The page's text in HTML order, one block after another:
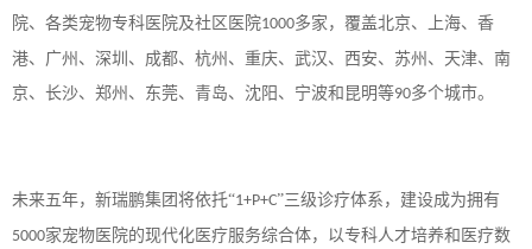
院、各类宠物专科医院及社区医院1000多家，覆盖北京、上海、香
港、广州、深圳、成都、杭州、重庆、武汉、西安、苏州、天津、南
京、长沙、郑州、东莞、青岛、沈阳、宁波和昆明等90多个城市。
未来五年，新瑞鹏集团将依托“1+P+C”三级诊疗体系，建设成为拥有
5000家宠物医院的现代化医疗服务综合体，以专科人才培养和医疗数